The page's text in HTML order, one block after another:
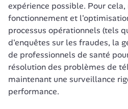
expérience possible. Pour
fonctionnement et
processus opérationnels (tels
d'enquêtes sur les fraudes, la
de professionnels de santé
résolution des problèmes de
maintenant une surveillance
performance.